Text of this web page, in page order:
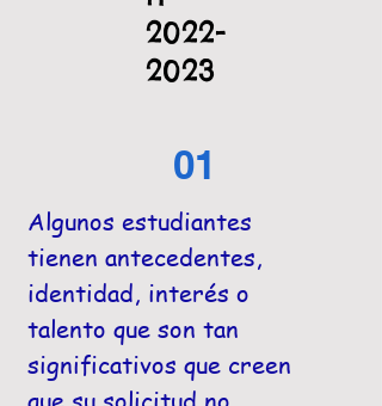
2022-
2023
01
Algunos estudiantes
tienen antecedentes,
identidad, interés o
talento que son tan
significativos que creen